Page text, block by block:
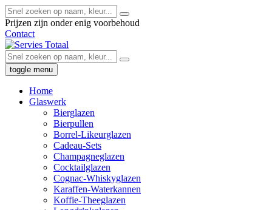
Prijzen zijn onder enig voorbehoud
Contact
toggle menu
Home
Glaswerk
Bierglazen
Bierpullen
Borrel-Likeurglazen
Cadeau-Sets
Champagneglazen
Cocktailglazen
Cognac-Whiskyglazen
Karaffen-Waterkannen
Koffie-Theeglazen